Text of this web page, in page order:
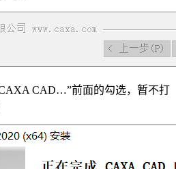
CAD…”前面的勾选，暂不打